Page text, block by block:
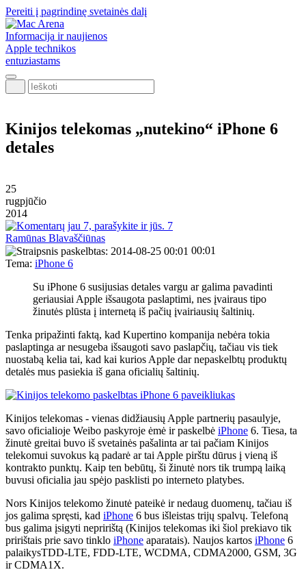
Pereiti į pagrindinę svetainės dalį
Informacija ir naujienos
Apple technikos
entuziastams
Ieškoti
Kinijos telekomas „nutekino“ iPhone 6
detales
25
rugpjūčio
2014
7
Ramūnas Blavaščiūnas
00:01
Tema: iPhone 6
Su iPhone 6 susijusias detales vargu ar galima pavadinti
geriausiai Apple išsaugota paslaptimi, nes įvairaus tipo
žinutės plūsta į internetą iš pačių įvairiausių šaltinių.
Tenka pripažinti faktą, kad Kupertino kompanija nebėra tokia
paslaptinga ar nesugeba išsaugoti savo paslapčių, tačiau vis tiek
nuostabą kelia tai, kad kai kurios Apple dar nepaskelbtų produktų
detalės mus pasiekia iš gana oficialių šaltinių.
Kinijos telekomas - vienas didžiausių Apple partnerių pasaulyje,
savo oficialioje Weibo paskyroje ėmė ir paskelbė iPhone 6. Tiesa, ta
žinutė greitai buvo iš svetainės pašalinta ar tai pačiam Kinijos
telekomui suvokus ką padarė ar tai Apple pirštu dūrus į vieną iš
kontrakto punktų. Kaip ten bebūtų, ši žinutė nors tik trumpą laiką
buvusi oficialia jau spėjo pasklisti po interneto platybes.
Nors Kinijos telekomo žinutė pateikė ir nedaug duomenų, tačiau iš
jos galima spręsti, kad iPhone 6 bus išleistas trijų spalvų. Telefoną
bus galima įsigyti nepririštą (Kinijos telekomas iki šiol prekiavo tik
pririštais prie savo tinklo iPhone aparatais). Naujos kartos iPhone 6
palaikysTDD-LTE, FDD-LTE, WCDMA, CDMA2000, GSM, 3G
ir CDMA1X.